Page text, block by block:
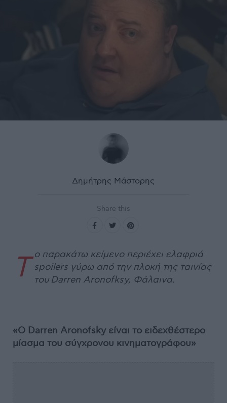
Δημήτρης Μάστορης
Share this
Τ ο παρακάτω κείμενο περιέχει ελαφριά
spoilers γύρω από την πλοκή της ταινίας
του Darren Aronofksy, Φάλαινα.
«Ο Darren Aronofsky είναι το ειδεχθέστερο
μίασμα του σύγχρονου κινηματογράφου»